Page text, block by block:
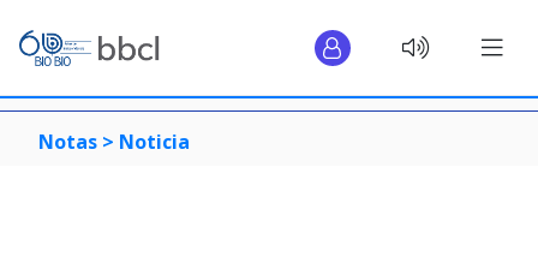
Notas > Noticia